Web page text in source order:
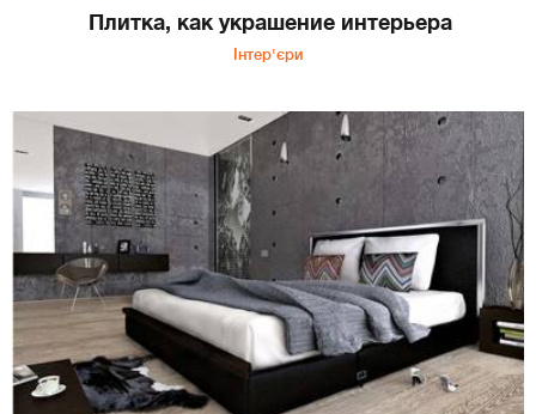
Плитка, как украшение интерьера
Інтер'єри